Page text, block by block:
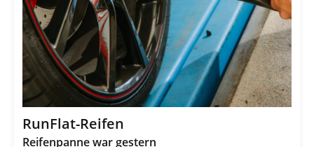
RunFlat-Reifen
Reifenpanne war gestern